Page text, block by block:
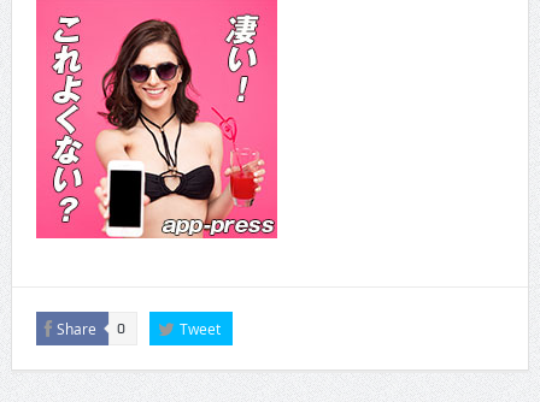
Share 0 Tweet